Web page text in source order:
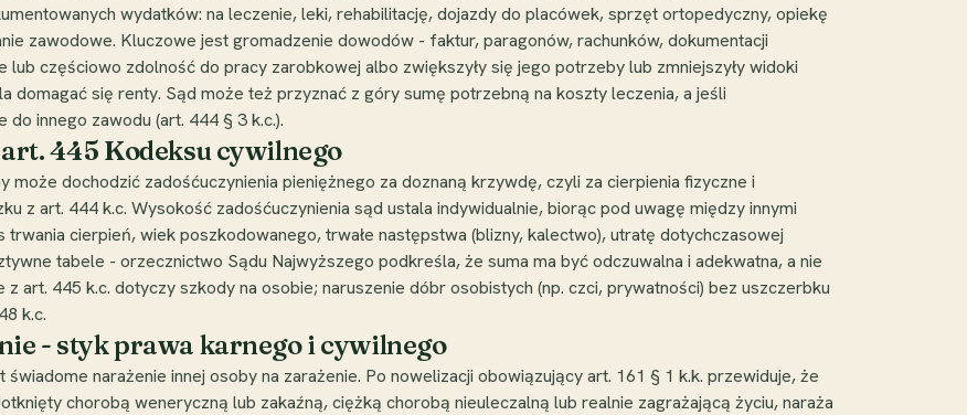
wydatków: na leczenie, leki, rehabilitację, dojazdy do placówek, sprzęt ortopedyczny, opiekę
zawodowe. Kluczowe jest gromadzenie dowodów - faktur, paragonów, rachunków, dokumentacji
lub częściowo zdolność do pracy zarobkowej albo zwiększyły się jego potrzeby lub zmniejszyły widoki
domagać się renty. Sąd może też przyznać z góry sumę potrzebną na koszty leczenia, a jeśli
innego zawodu (art. 444 § 3 k.c.).
445 Kodeksu cywilnego
dochodzić zadośćuczynienia pieniężnego za doznaną krzywdę, czyli za cierpienia fizyczne i
z art. 444 k.c. Wysokość zadośćuczynienia sąd ustala indywidualnie, biorąc pod uwagę między innymi
cierpień, wiek poszkodowanego, trwałe następstwa (blizny, kalectwo), utratę dotychczasowej
tabele - orzecznictwo Sądu Najwyższego podkreśla, że suma ma być odczuwalna i adekwatna, a nie
art. 445 k.c. dotyczy szkody na osobie; naruszenie dóbr osobistych (np. czci, prywatności) bez uszczerbku
k.c.
- styk prawa karnego i cywilnego
narażenie innej osoby na zarażenie. Po nowelizacji obowiązujący art. 161 § 1 k.k. przewiduje, że
chorobą weneryczną lub zakaźną, ciężką chorobą nieuleczalną lub realnie zagrażającą życiu, naraża